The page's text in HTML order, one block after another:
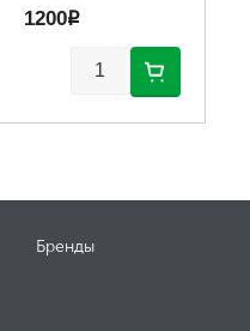
1200p
Бренды